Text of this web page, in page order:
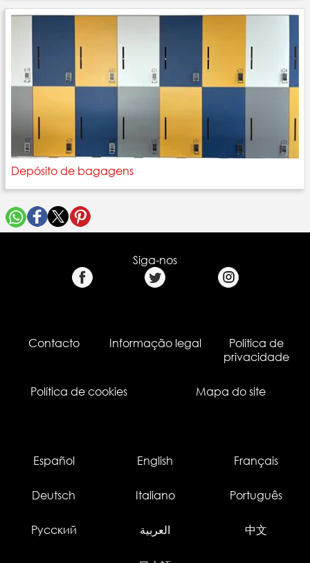
Depósito de bagagens
Siga-nos
Contacto Informação legal
Política de
privacidade
Política de cookies Mapa do site
Español English Français
Deutsch Italiano Português
Русский العربية 中文